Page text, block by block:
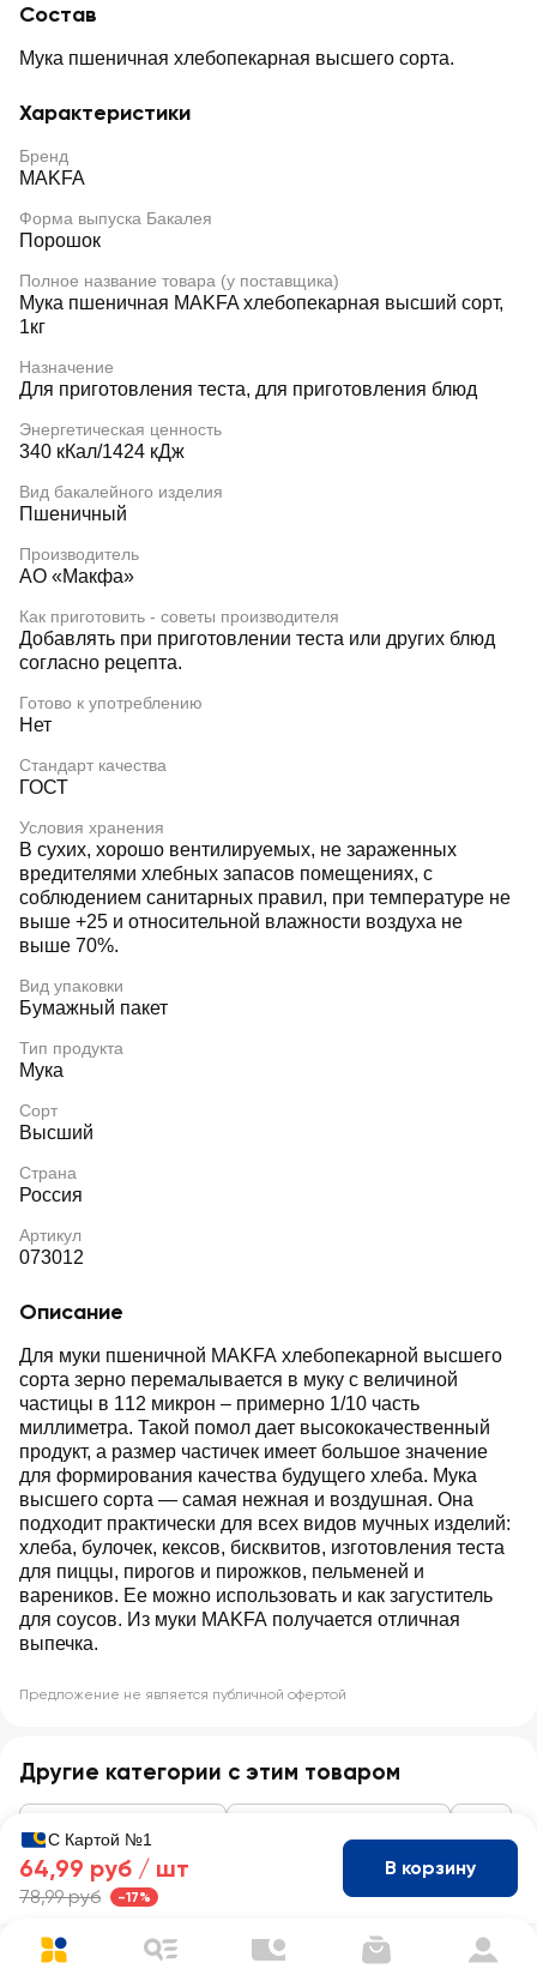
Состав
Мука пшеничная хлебопекарная высшего сорта.
Характеристики
Бренд
MAKFA
Форма выпуска Бакалея
Порошок
Полное название товара (у поставщика)
Мука пшеничная MAKFA хлебопекарная высший сорт,
1кг
Назначение
Для приготовления теста, для приготовления блюд
Энергетическая ценность
340 кКал/1424 кДж
Вид бакалейного изделия
Пшеничный
Производитель
АО «Макфа»
Как приготовить - советы производителя
Добавлять при приготовлении теста или других блюд
согласно рецепта.
Готово к употреблению
Нет
Стандарт качества
ГОСТ
Условия хранения
В сухих, хорошо вентилируемых, не зараженных
вредителями хлебных запасов помещениях, с
соблюдением санитарных правил, при температуре не
выше +25 и относительной влажности воздуха не
выше 70%.
Вид упаковки
Бумажный пакет
Тип продукта
Мука
Сорт
Высший
Страна
Россия
Артикул
073012
Описание
Для муки пшеничной MAKFA хлебопекарной высшего
сорта зерно перемалывается в муку с величиной
частицы в 112 микрон – примерно 1/10 часть
миллиметра. Такой помол дает высококачественный
продукт, а размер частичек имеет большое значение
для формирования качества будущего хлеба. Мука
высшего сорта — самая нежная и воздушная. Она
подходит практически для всех видов мучных изделий:
хлеба, булочек, кексов, бисквитов, изготовления теста
для пиццы, пирогов и пирожков, пельменей и
вареников. Ее можно использовать и как загуститель
для соусов. Из муки MAKFA получается отличная
выпечка.
Предложение не является публичной офертой
Другие категории с этим товаром
С Картой №1
64,99 руб / шт
78,99 руб -17%
В корзину